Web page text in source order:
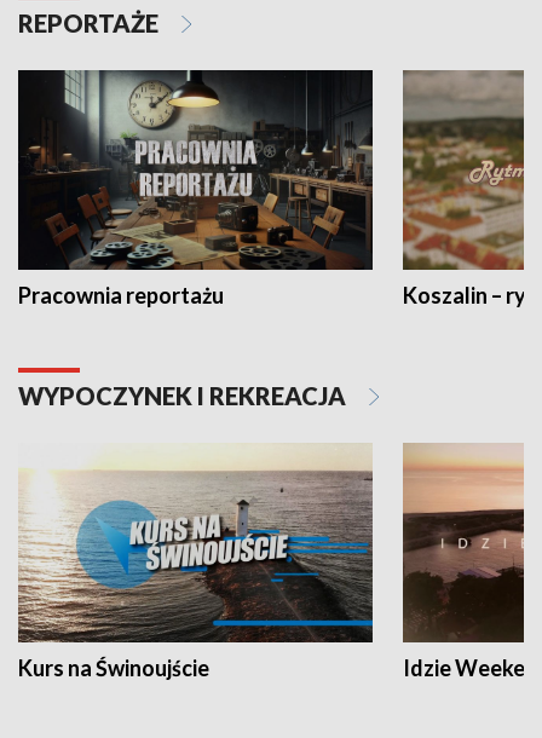
REPORTAŻE
Pracownia reportażu Koszalin –
WYPOCZYNEK I REKREACJA
Kurs na Świnoujście Idzie